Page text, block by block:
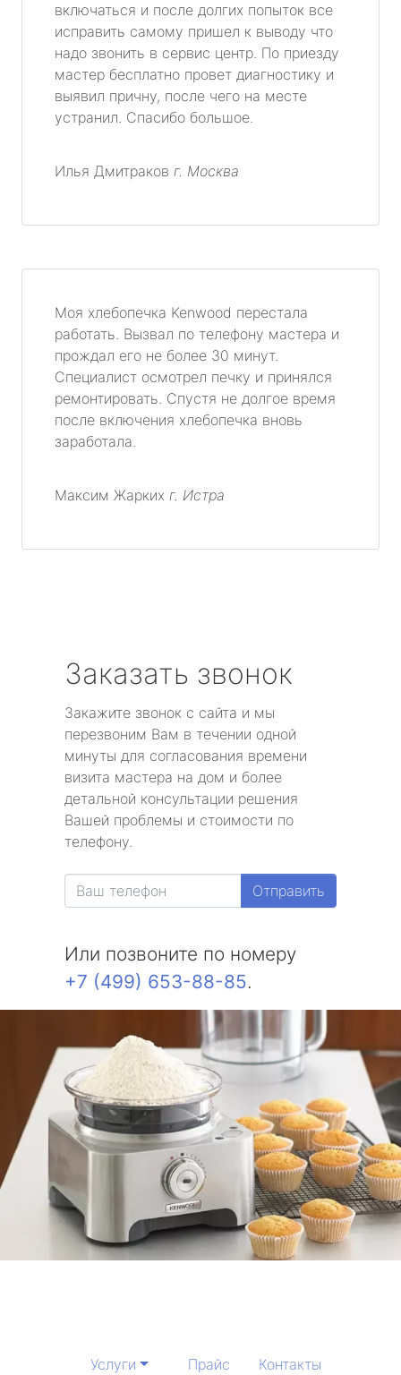
включаться и после долгих попыток все
исправить самому пришел к выводу что
надо звонить в сервис центр. По приезду
мастер бесплатно провет диагностику и
выявил причну, после чего на месте
устранил. Спасибо большое.
Илья Дмитраков г. Москва
Моя хлебопечка Kenwood перестала
работать. Вызвал по телефону мастера и
прождал его не более 30 минут.
Специалист осмотрел печку и принялся
ремонтировать. Спустя не долгое время
после включения хлебопечка вновь
заработала.
Максим Жарких г. Истра
Заказать звонок
Закажите звонок с сайта и мы
перезвоним Вам в течении одной
минуты для согласования времени
визита мастера на дом и более
детальной консультации решения
Вашей проблемы и стоимости по
телефону.
Отправить
Или позвоните по номеру
+7 (499) 653-88-85.
Услуги Прайс Контакты